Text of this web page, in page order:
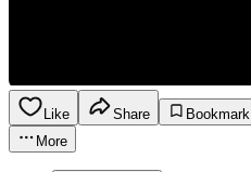
Like Share
Bookmark
More